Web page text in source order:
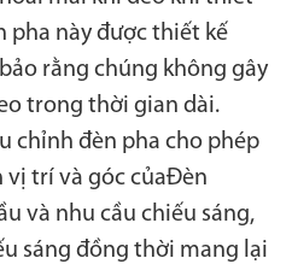
pha này được thiết kế
rằng chúng không gây
trong thời gian dài.
chỉnh đèn pha cho phép
trí và góc củaĐèn
và nhu cầu chiếu sáng,
sáng đồng thời mang lại